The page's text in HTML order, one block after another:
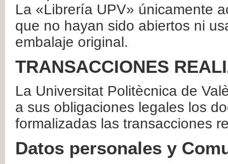
La «Librería UPV» únicamente
que no hayan sido abiertos ni
embalaje original.
TRANSACCIONES
La Universitat Politècnica de
a sus obligaciones legales los
formalizadas las transacciones
Datos personales y